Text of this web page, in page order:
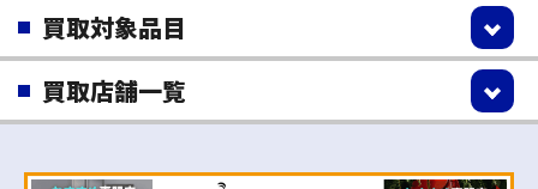
買取対象品目
買取店舗一覧